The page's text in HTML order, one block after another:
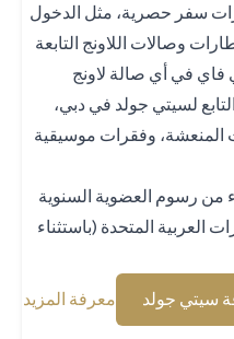
حصرية، مثل الدخول
اللاونج التابعة
أي صالة لاونج
جولد في دبي،
وفقرات موسيقية
العضوية السنوية
المتحدة (باستثناء
جولد (opens in a new tab) معرفة المزيد(opens in a new tab)